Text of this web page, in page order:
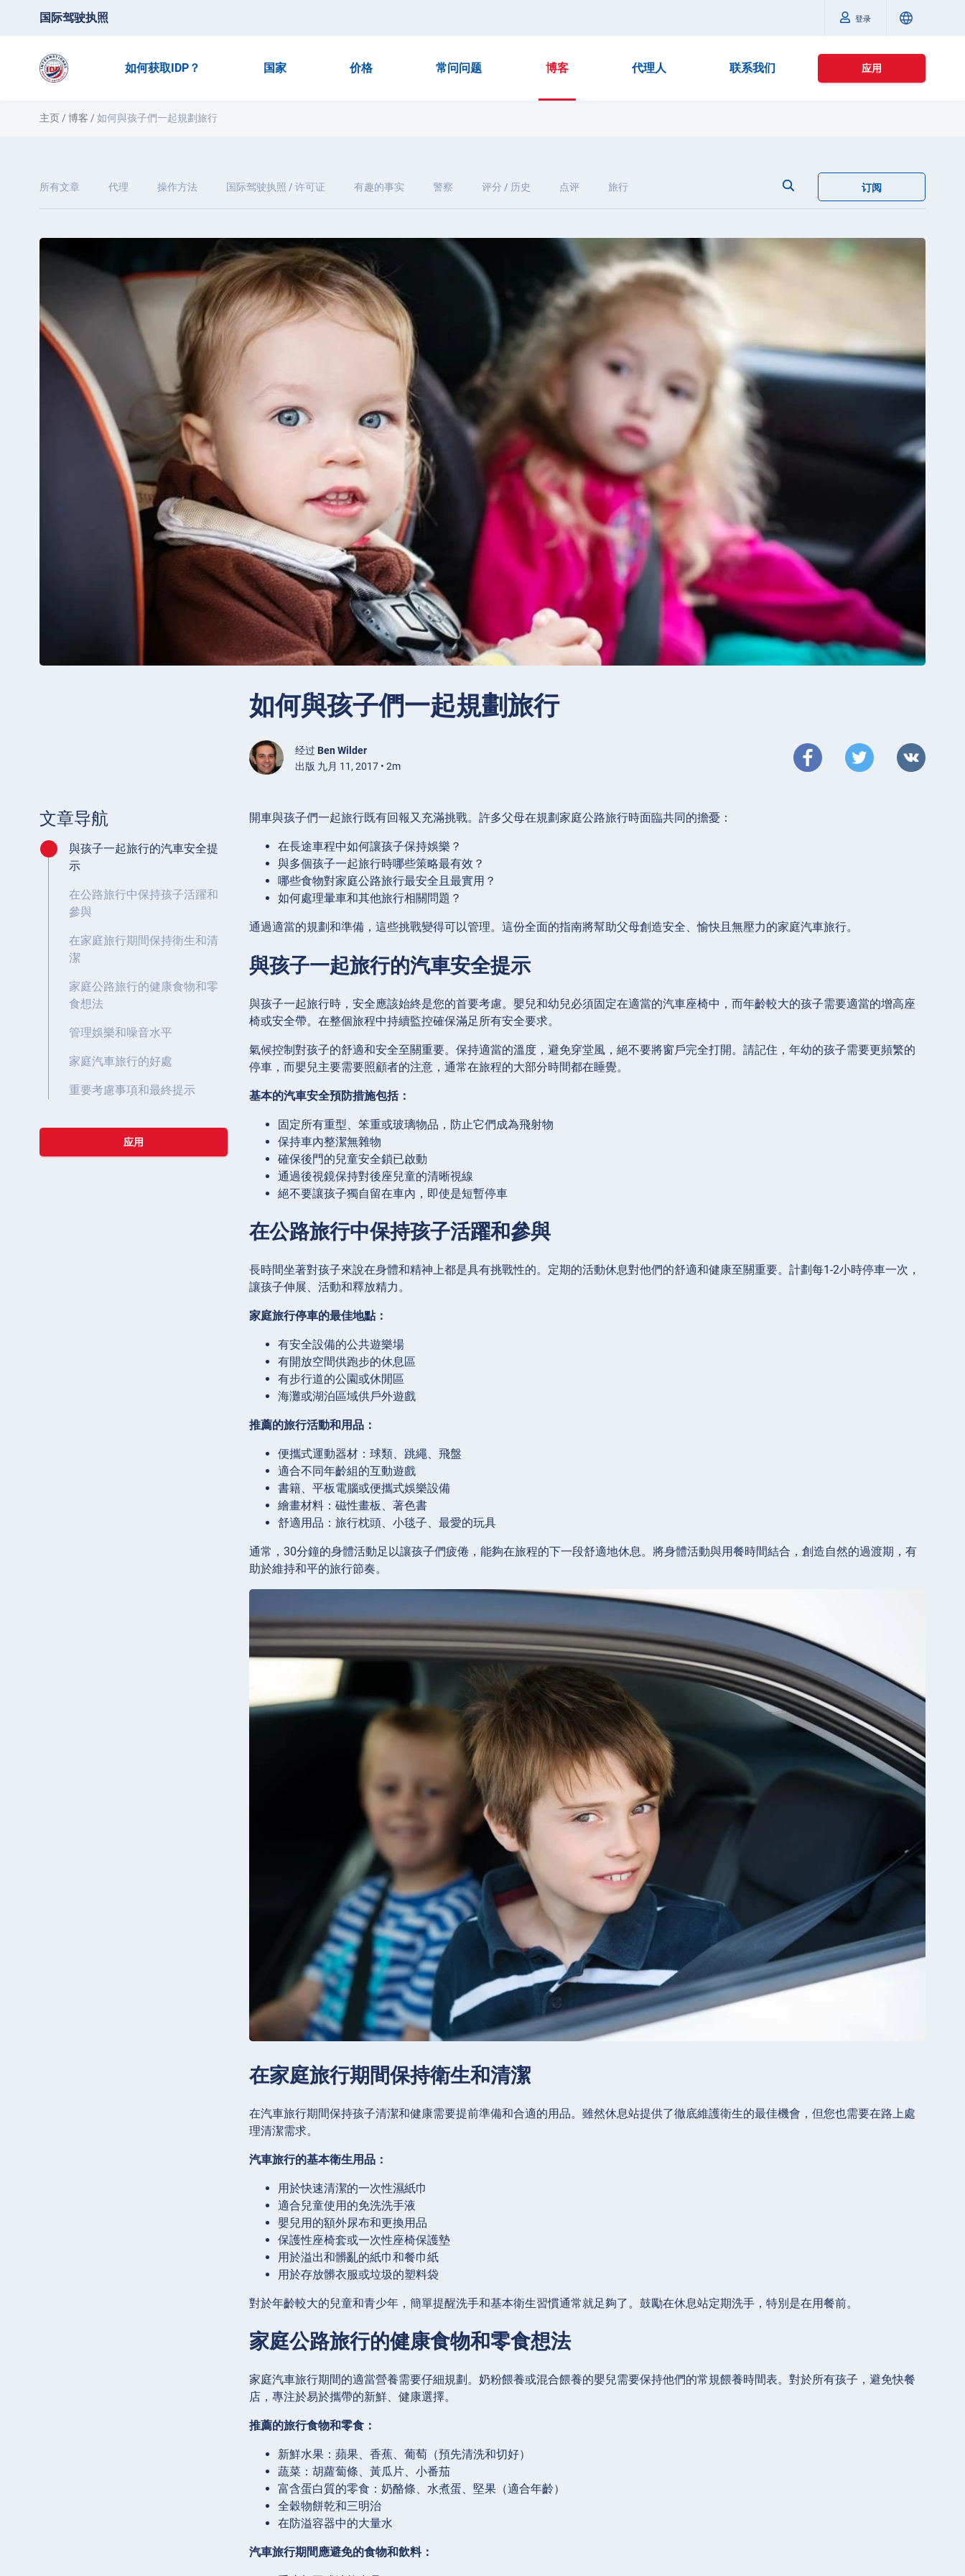
国际驾驶执照 登录
如何获取IDP？ 国家 价格 常问问题 博客 代理人 联系我们 应用
主页 /博客 /如何與孩子們一起規劃旅行
所有文章 代理 操作方法 国际驾驶执照 / 许可证 有趣的事实 警察 评分 / 历史 点评 旅行 订阅
如何與孩子們一起規劃旅行
经过 Ben Wilder
出版 九月 11, 2017 • 2m
文章导航
與孩子一起旅行的汽車安全提
示
在公路旅行中保持孩子活躍和
參與
在家庭旅行期間保持衛生和清
潔
家庭公路旅行的健康食物和零
食想法
管理娛樂和噪音水平
家庭汽車旅行的好處
重要考慮事項和最終提示
应用
開車與孩子們一起旅行既有回報又充滿挑戰。許多父母在規劃家庭公路旅行時面臨共同的擔憂：
在長途車程中如何讓孩子保持娛樂？
與多個孩子一起旅行時哪些策略最有效？
哪些食物對家庭公路旅行最安全且最實用？
如何處理暈車和其他旅行相關問題？
通過適當的規劃和準備，這些挑戰變得可以管理。這份全面的指南將幫助父母創造安全、愉快且無壓力的家庭汽車旅行。
與孩子一起旅行的汽車安全提示
與孩子一起旅行時，安全應該始終是您的首要考慮。嬰兒和幼兒必須固定在適當的汽車座椅中，而年齡較大的孩子需要適當的增高座
椅或安全帶。在整個旅程中持續監控確保滿足所有安全要求。
氣候控制對孩子的舒適和安全至關重要。保持適當的溫度，避免穿堂風，絕不要將窗戶完全打開。請記住，年幼的孩子需要更頻繁的
停車，而嬰兒主要需要照顧者的注意，通常在旅程的大部分時間都在睡覺。
基本的汽車安全預防措施包括：
固定所有重型、笨重或玻璃物品，防止它們成為飛射物
保持車內整潔無雜物
確保後門的兒童安全鎖已啟動
通過後視鏡保持對後座兒童的清晰視線
絕不要讓孩子獨自留在車內，即使是短暫停車
在公路旅行中保持孩子活躍和參與
長時間坐著對孩子來說在身體和精神上都是具有挑戰性的。定期的活動休息對他們的舒適和健康至關重要。計劃每1-2小時停車一次，
讓孩子伸展、活動和釋放精力。
家庭旅行停車的最佳地點：
有安全設備的公共遊樂場
有開放空間供跑步的休息區
有步行道的公園或休閒區
海灘或湖泊區域供戶外遊戲
推薦的旅行活動和用品：
便攜式運動器材：球類、跳繩、飛盤
適合不同年齡組的互動遊戲
書籍、平板電腦或便攜式娛樂設備
繪畫材料：磁性畫板、著色書
舒適用品：旅行枕頭、小毯子、最愛的玩具
通常，30分鐘的身體活動足以讓孩子們疲倦，能夠在旅程的下一段舒適地休息。將身體活動與用餐時間結合，創造自然的過渡期，有
助於維持和平的旅行節奏。
在家庭旅行期間保持衛生和清潔
在汽車旅行期間保持孩子清潔和健康需要提前準備和合適的用品。雖然休息站提供了徹底維護衛生的最佳機會，但您也需要在路上處
理清潔需求。
汽車旅行的基本衛生用品：
用於快速清潔的一次性濕紙巾
適合兒童使用的免洗洗手液
嬰兒用的額外尿布和更換用品
保護性座椅套或一次性座椅保護墊
用於溢出和髒亂的紙巾和餐巾紙
用於存放髒衣服或垃圾的塑料袋
對於年齡較大的兒童和青少年，簡單提醒洗手和基本衛生習慣通常就足夠了。鼓勵在休息站定期洗手，特別是在用餐前。
家庭公路旅行的健康食物和零食想法
家庭汽車旅行期間的適當營養需要仔細規劃。奶粉餵養或混合餵養的嬰兒需要保持他們的常規餵養時間表。對於所有孩子，避免快餐
店，專注於易於攜帶的新鮮、健康選擇。
推薦的旅行食物和零食：
新鮮水果：蘋果、香蕉、葡萄（預先清洗和切好）
蔬菜：胡蘿蔔條、黃瓜片、小番茄
富含蛋白質的零食：奶酪條、水煮蛋、堅果（適合年齡）
全穀物餅乾和三明治
在防溢容器中的大量水
汽車旅行期間應避免的食物和飲料：